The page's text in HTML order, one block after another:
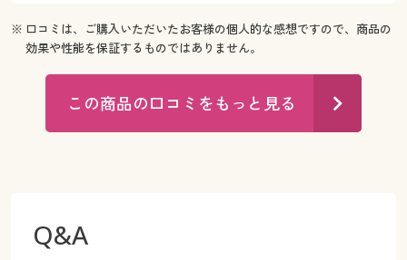
※ 口コミは、ご購入いただいたお客様の個人的な感想ですので、商品の
効果や性能を保証するものではありません。
この商品の口コミをもっと見る
Q&A